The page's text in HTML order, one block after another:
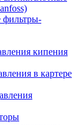
кипения
в картере